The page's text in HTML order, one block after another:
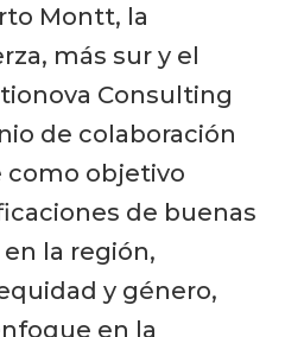
Montt, la
más sur y el
Consulting
de colaboración
como objetivo
de buenas
la región,
y género,
en la